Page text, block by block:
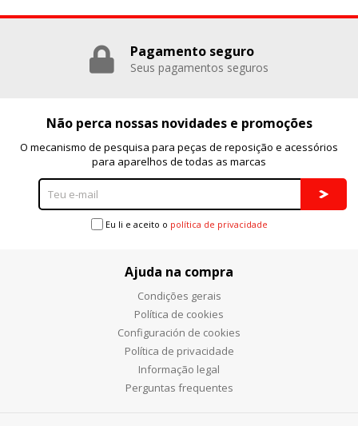
Pagamento seguro
Seus pagamentos seguros
Não perca nossas novidades e promoções
O mecanismo de pesquisa para peças de reposição e acessórios
para aparelhos de todas as marcas
Eu li e aceito o política de privacidade
Ajuda na compra
Condições gerais
Política de cookies
Configuración de cookies
Política de privacidade
Informação legal
Perguntas frequentes